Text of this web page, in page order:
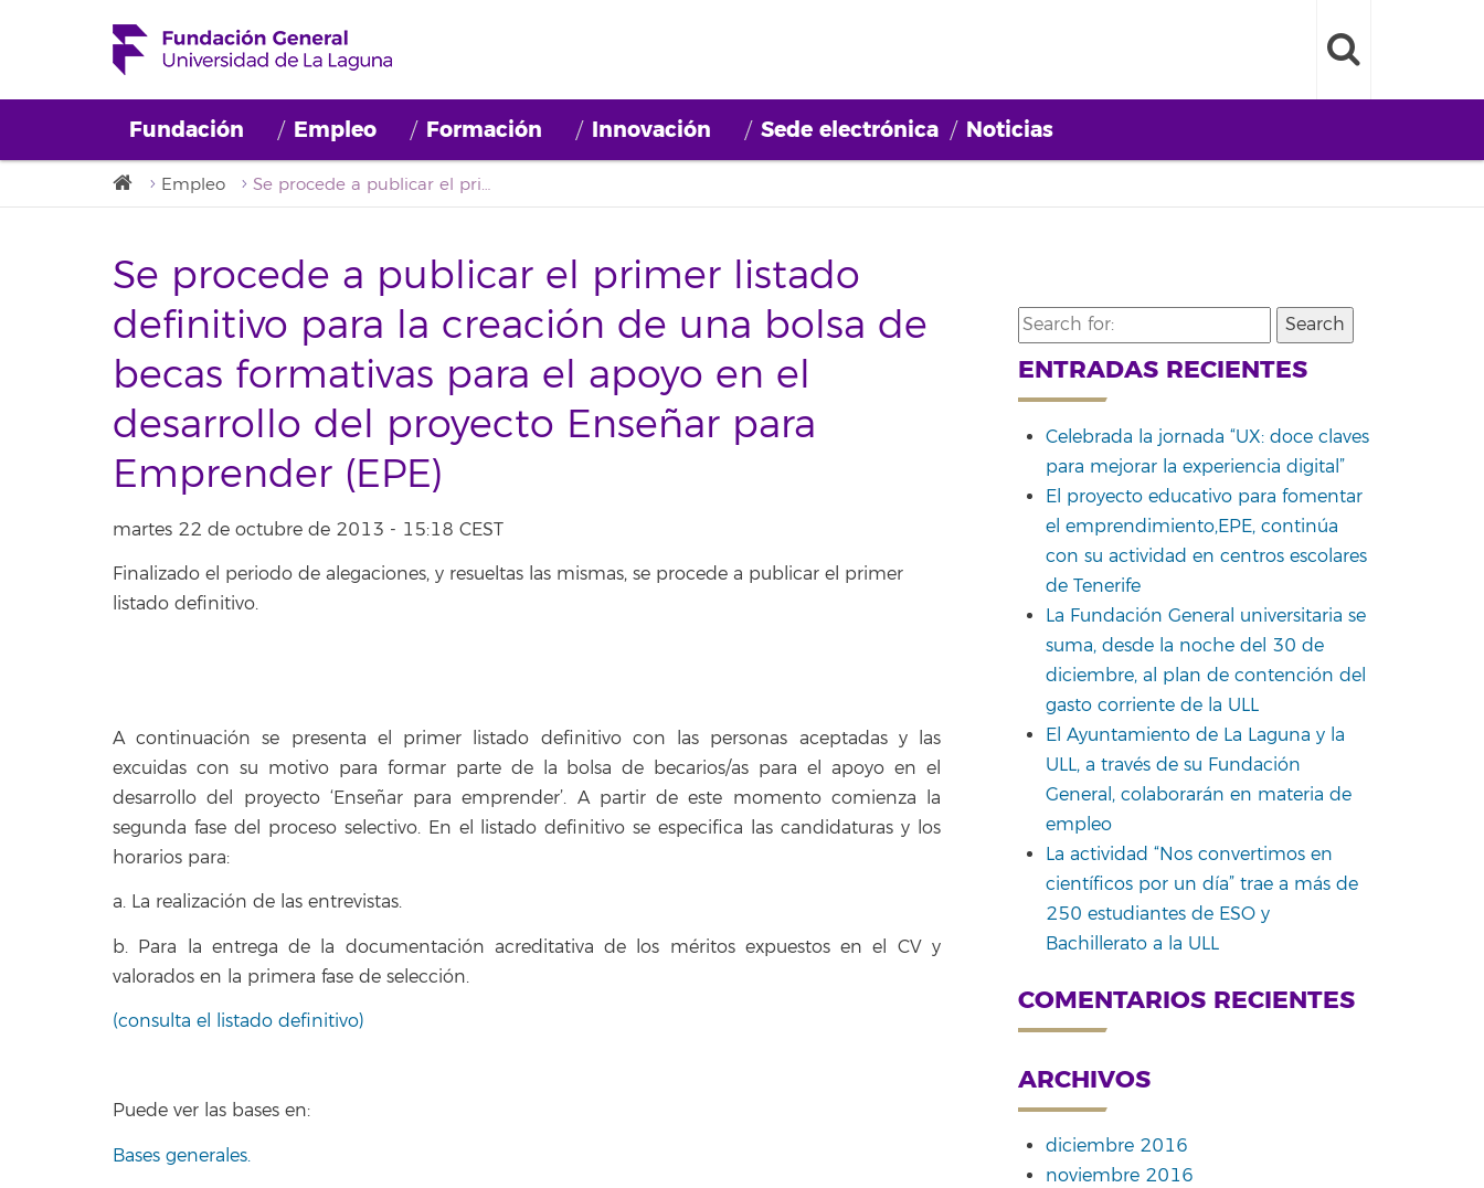
Fundación Empleo Formación Innovación Sede electrónica Noticias
Empleo Se procede a publicar el primer listado definitivo para la creación de una bolsa de becas formativas para el apoyo en el desarrollo del proyecto Enseñar para Emprender (EPE)
Se procede a publicar el primer listado
definitivo para la creación de una bolsa de
becas formativas para el apoyo en el
desarrollo del proyecto Enseñar para
Emprender (EPE)
martes 22 de octubre de 2013 - 15:18 CEST
Finalizado el periodo de alegaciones, y resueltas las mismas, se procede a publicar el primer
listado definitivo.
A continuación se presenta el primer listado definitivo con las personas aceptadas y las
excuidas con su motivo para formar parte de la bolsa de becarios/as para el apoyo en el
desarrollo del proyecto ‘Enseñar para emprender’. A partir de este momento comienza la
segunda fase del proceso selectivo. En el listado definitivo se especifica las candidaturas y los
horarios para:
a. La realización de las entrevistas.
b. Para la entrega de la documentación acreditativa de los méritos expuestos en el CV y
valorados en la primera fase de selección.
(consulta el listado definitivo)
Puede ver las bases en:
Bases generales.
Search
for:
ENTRADAS RECIENTES
Celebrada la jornada “UX: doce claves
para mejorar la experiencia digital”
El proyecto educativo para fomentar
el emprendimiento,EPE, continúa
con su actividad en centros escolares
de Tenerife
La Fundación General universitaria se
suma, desde la noche del 30 de
diciembre, al plan de contención del
gasto corriente de la ULL
El Ayuntamiento de La Laguna y la
ULL, a través de su Fundación
General, colaborarán en materia de
empleo
La actividad “Nos convertimos en
científicos por un día” trae a más de
250 estudiantes de ESO y
Bachillerato a la ULL
COMENTARIOS RECIENTES
ARCHIVOS
diciembre 2016
noviembre 2016